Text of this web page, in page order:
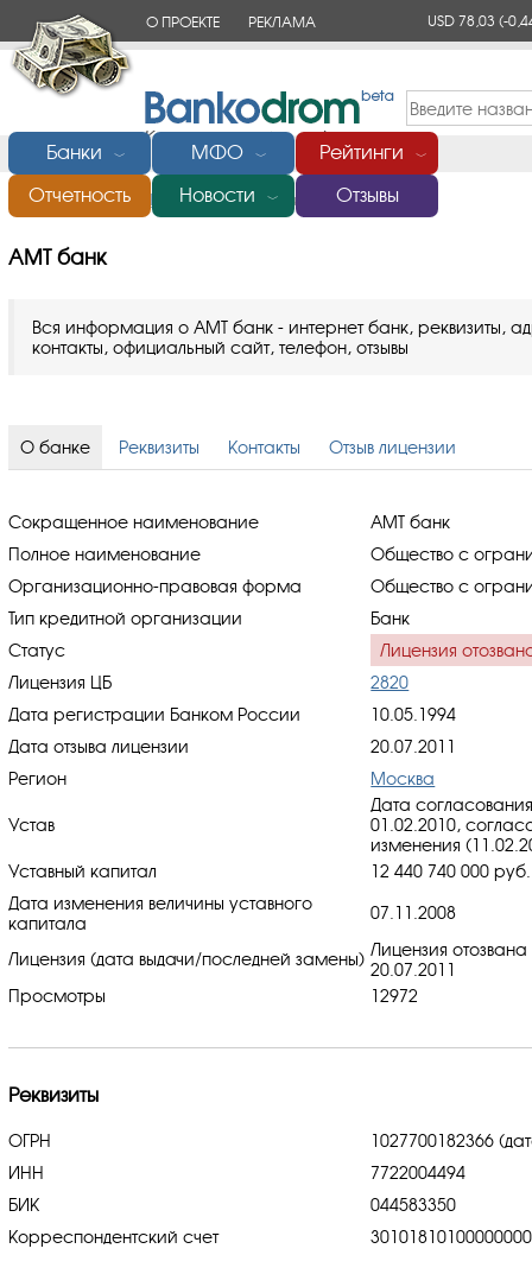
О ПРОЕКТЕ РЕКЛАМА USD 78,03(-
Банки ﹀ МФО ﹀ Рейтинги ﹀
Отчетность Новости ﹀ Отзывы
Главная/Банки России/АМТ банк
АМТ банк
Вся информация о АМТ банк - интернет банк, реквизиты,
контакты, официальный сайт, телефон, отзывы
О банке Реквизиты Контакты Отзыв лицензии
Сокращенное наименование
АМТ банк
Полное наименование
Общество с
Организационно-правовая форма
Общество с
Тип кредитной организации
Банк
Статус
Лицензия
Лицензия ЦБ
2820
Дата регистрации Банком России
10.05.1994
Дата отзыва лицензии
20.07.2011
Регион
Москва
Устав
Дата
01.02.2010,
изменения
Уставный капитал
12 440 740 000 руб.
Дата изменения величины уставного
капитала
07.11.2008
Лицензия (дата выдачи/последней замены) Лицензия
20.07.2011
Просмотры
12972
Реквизиты
ОГРН
1027700182366
ИНН
7722004494
БИК
044583350
Корреспондентский счет